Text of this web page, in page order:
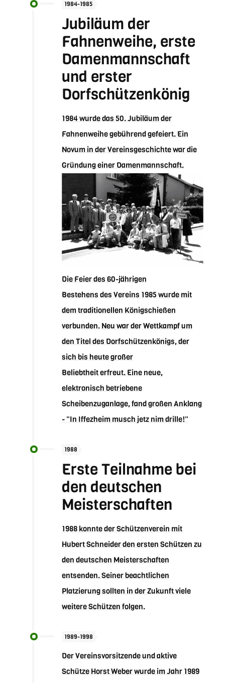
1984-1985
Jubiläum der
Fahnenweihe, erste
Damenmannschaft
und erster
Dorfschützenkönig
1984 wurde das 50. Jubiläum der
Fahnenweihe gebührend gefeiert. Ein
Novum in der Vereinsgeschichte war die
Gründung einer Damenmannschaft.
Die Feier des 60-jährigen
Bestehens des Vereins 1985 wurde mit
dem traditionellen Königschießen
verbunden. Neu war der Wettkampf um
den Titel des Dorfschützenkönigs, der
sich bis heute großer
Beliebtheit erfreut. Eine neue,
elektronisch betriebene
Scheibenzuganlage, fand großen Anklang
- "In Iffezheim musch jetz nim drille!"
1988
Erste Teilnahme bei
den deutschen
Meisterschaften
1988 konnte der Schützenverein mit
Hubert Schneider den ersten Schützen zu
den deutschen Meisterschaften
entsenden. Seiner beachtlichen
Platzierung sollten in der Zukunft viele
weitere Schützen folgen.
1989-1998
Der Vereinsvorsitzende und aktive
Schütze Horst Weber wurde im Jahr 1989